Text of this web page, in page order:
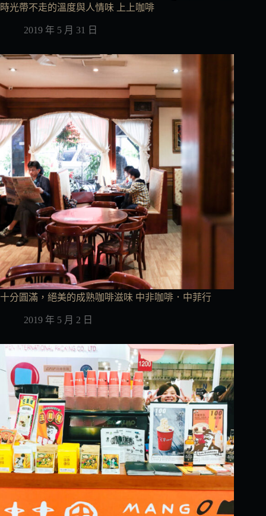
時光帶不走的溫度與人情味 上上咖啡
2019 年 5 月 31 日
十分圓滿，絕美的成熟咖啡滋味 中非咖啡．中菲行
2019 年 5 月 2 日